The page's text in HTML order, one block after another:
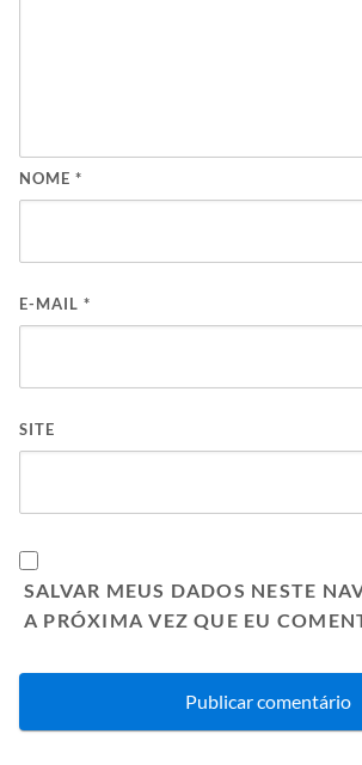
NOME *
E-MAIL *
SITE
SALVAR MEUS DADOS NESTE
A PRÓXIMA VEZ QUE EU